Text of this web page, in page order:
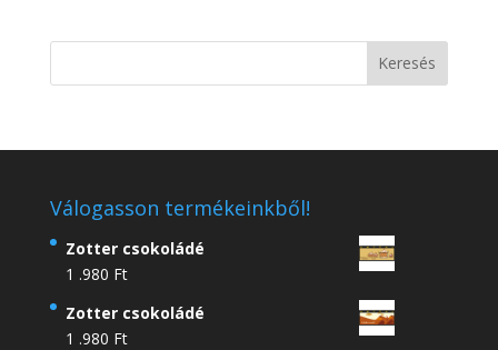
Válogasson termékeinkből!
Zotter csokoládé
1 .980 Ft
Zotter csokoládé
1 .980 Ft